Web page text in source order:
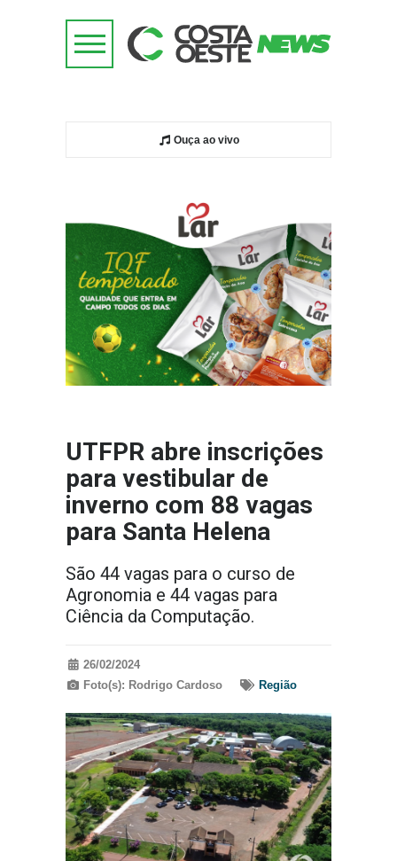
Ouça ao vivo
UTFPR abre inscrições
para vestibular de
inverno com 88 vagas
para Santa Helena
São 44 vagas para o curso de
Agronomia e 44 vagas para
Ciência da Computação.
26/02/2024
Foto(s): Rodrigo Cardoso
Região